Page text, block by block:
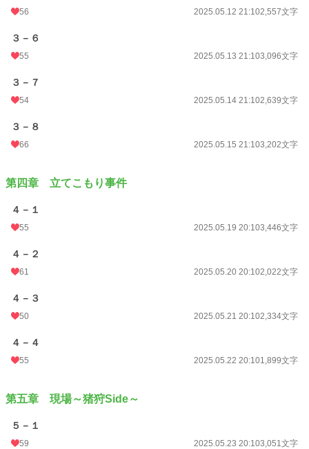
56 2025.05.12 21:102,557文字
３－６
55 2025.05.13 21:103,096文字
３－７
54 2025.05.14 21:102,639文字
３－８
66 2025.05.15 21:103,202文字
第四章 立てこもり事件
４－１
55 2025.05.19 20:103,446文字
４－２
61 2025.05.20 20:102,022文字
４－３
50 2025.05.21 20:102,334文字
４－４
55 2025.05.22 20:101,899文字
第五章 現場～猪狩Side～
５－１
59 2025.05.23 20:103,051文字